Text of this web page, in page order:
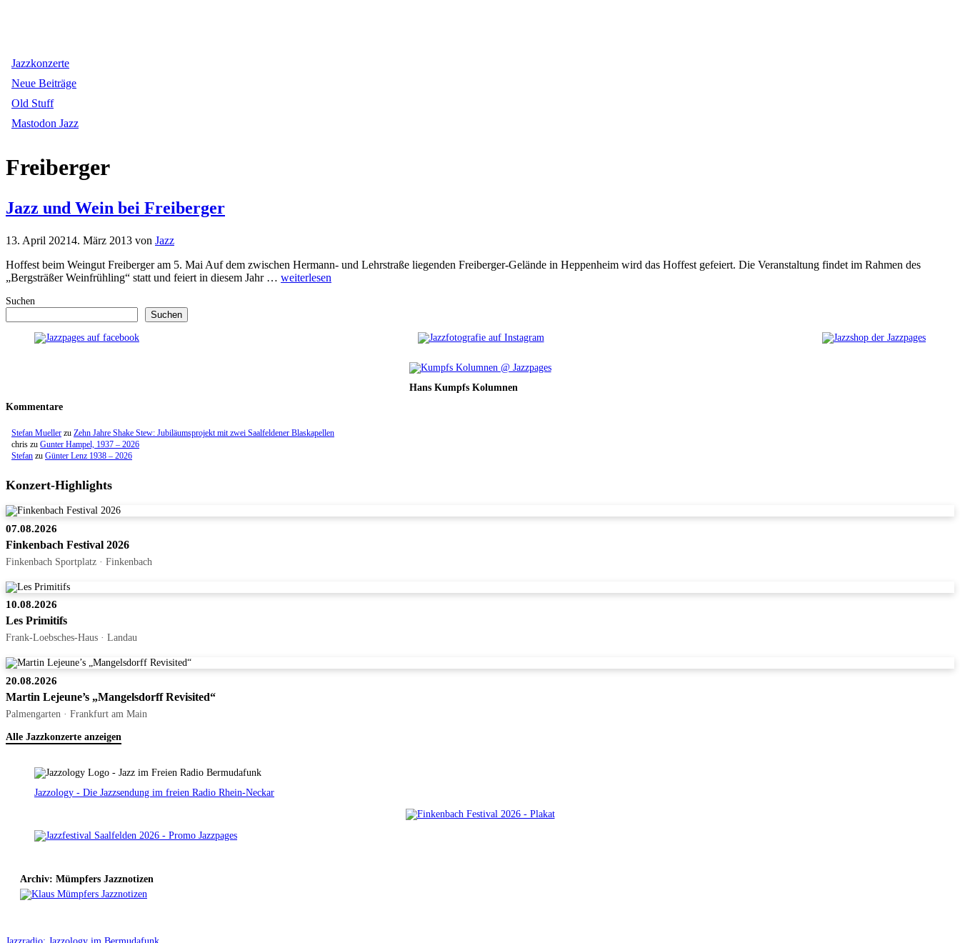
Jazzkonzerte
Neue Beiträge
Old Stuff
Mastodon Jazz
Freiberger
Jazz und Wein bei Freiberger
13. April 20214. März 2013 von Jazz
Hoffest beim Weingut Freiberger am 5. Mai Auf dem zwischen Hermann- und Lehrstraße liegenden Freiberger-Gelände in Heppenheim wird das Hoffest gefeiert. Die Veranstaltung findet im Rahmen des
„Bergsträßer Weinfrühling“ statt und feiert in diesem Jahr … weiterlesen
Suchen
Suchen
Hans Kumpfs Kolumnen
Kommentare
Stefan Mueller zu Zehn Jahre Shake Stew: Jubiläumsprojekt mit zwei Saalfeldener Blaskapellen
chris zu Gunter Hampel, 1937 – 2026
Stefan zu Günter Lenz 1938 – 2026
Konzert-Highlights
07.08.2026
Finkenbach Festival 2026
Finkenbach Sportplatz · Finkenbach
10.08.2026
Les Primitifs
Frank-Loebsches-Haus · Landau
20.08.2026
Martin Lejeune’s „Mangelsdorff Revisited“
Palmengarten · Frankfurt am Main
Alle Jazzkonzerte anzeigen
Jazzology - Die Jazzsendung im freien Radio Rhein-Neckar
Archiv: Mümpfers Jazznotizen